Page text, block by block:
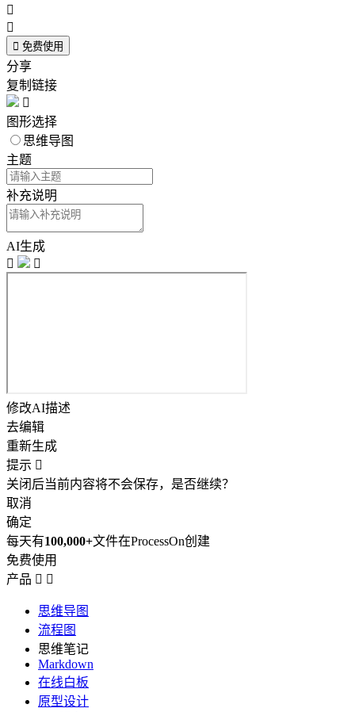


 免费使用
分享
复制链接

图形选择
思维导图
主题
补充说明
AI生成


修改AI描述
去编辑
重新生成
提示 
关闭后当前内容将不会保存，是否继续？
取消
确定
每天有100,000+文件在ProcessOn创建
免费使用
产品  
思维导图
流程图
思维笔记
Markdown
在线白板
原型设计